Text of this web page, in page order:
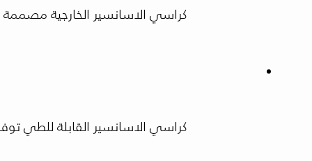
كراسي الاسانسير الخارجية مصممة
كراسي الاسانسير القابلة للطي